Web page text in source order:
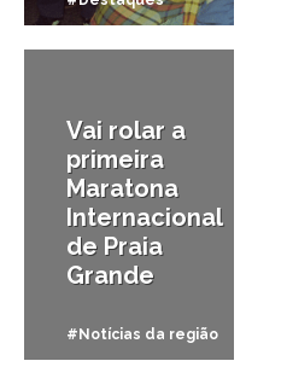
27/05/2025
Vai rolar a
primeira
Maratona
Internacional
de Praia
Grande
#Notícias da região